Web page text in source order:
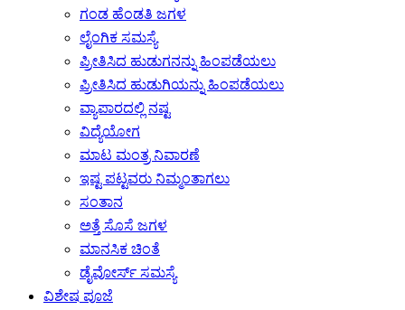
ಗಂಡ ಹೆಂಡತಿ ಜಗಳ
ಲೈಂಗಿಕ ಸಮಸ್ಯೆ
ಪ್ರೀತಿಸಿದ ಹುಡುಗನನ್ನು ಹಿಂಪಡೆಯಲು
ಪ್ರೀತಿಸಿದ ಹುಡುಗಿಯನ್ನು ಹಿಂಪಡೆಯಲು
ವ್ಯಾಪಾರದಲ್ಲಿ ನಷ್ಟ
ವಿದ್ಯೆಯೋಗ
ಮಾಟ ಮಂತ್ರ ನಿವಾರಣೆ
ಇಷ್ಟ ಪಟ್ಟವರು ನಿಮ್ಮಂತಾಗಲು
ಸಂತಾನ
ಅತ್ತೆ ಸೊಸೆ ಜಗಳ
ಮಾನಸಿಕ ಚಿಂತೆ
ಡೈವೋರ್ಸ್ ಸಮಸ್ಯೆ
ವಿಶೇಷ ಪೂಜೆ